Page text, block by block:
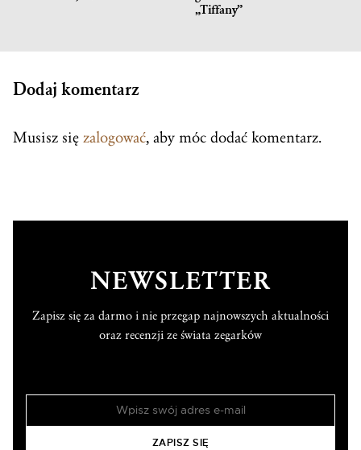
„Tiffany”
Dodaj komentarz
Musisz się zalogować, aby móc dodać komentarz.
NEWSLETTER
Zapisz się za darmo i nie przegap najnowszych aktualności
oraz recenzji ze świata zegarków